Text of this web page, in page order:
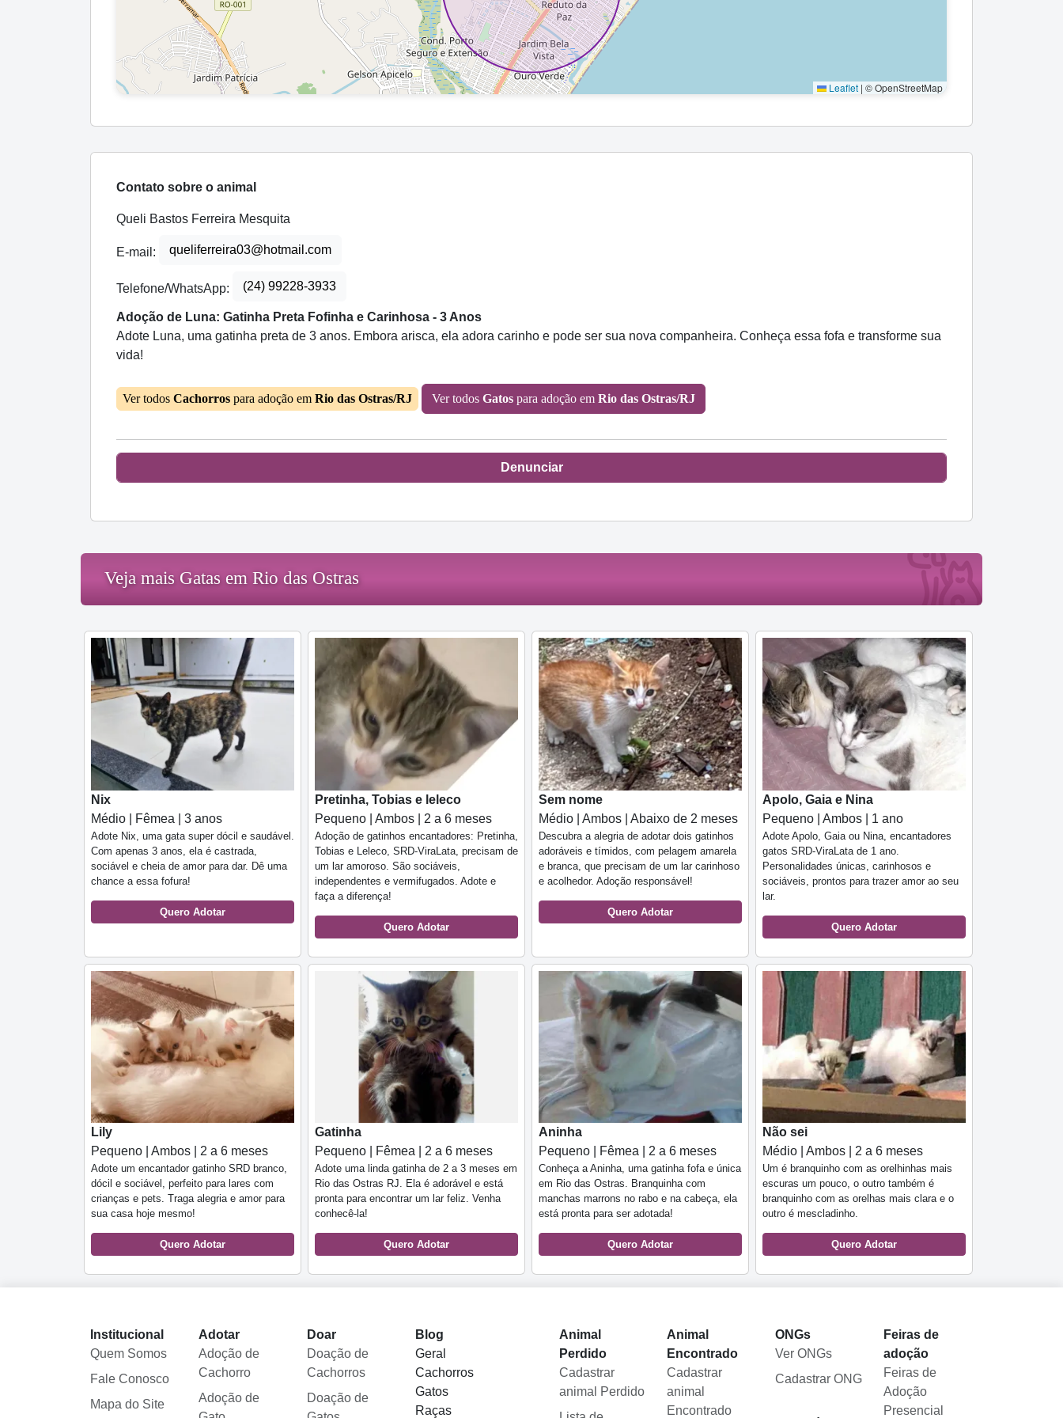
Leaflet | © OpenStreetMap
Contato sobre o animal
Queli Bastos Ferreira Mesquita
E-mail: queliferreira03@hotmail.com
Telefone/WhatsApp: (24) 99228-3933
Adoção de Luna: Gatinha Preta Fofinha e Carinhosa - 3 Anos
Adote Luna, uma gatinha preta de 3 anos. Embora arisca, ela adora carinho e pode ser sua nova companheira. Conheça essa fofa e transforme sua
vida!
Ver todos Cachorros para adoção em Rio das Ostras/RJ Ver todos Gatos para adoção em Rio das Ostras/RJ
Denunciar
Veja mais Gatas em Rio das Ostras
Nix
Médio | Fêmea | 3 anos
Adote Nix, uma gata super dócil e saudável.
Com apenas 3 anos, ela é castrada,
sociável e cheia de amor para dar. Dê uma
chance a essa fofura!
Quero Adotar
Pretinha, Tobias e leleco
Pequeno | Ambos | 2 a 6 meses
Adoção de gatinhos encantadores: Pretinha,
Tobias e Leleco, SRD-ViraLata, precisam de
um lar amoroso. São sociáveis,
independentes e vermifugados. Adote e
faça a diferença!
Quero Adotar
Sem nome
Médio | Ambos | Abaixo de 2 meses
Descubra a alegria de adotar dois gatinhos
adoráveis e tímidos, com pelagem amarela
e branca, que precisam de um lar carinhoso
e acolhedor. Adoção responsável!
Quero Adotar
Apolo, Gaia e Nina
Pequeno | Ambos | 1 ano
Adote Apolo, Gaia ou Nina, encantadores
gatos SRD-ViraLata de 1 ano.
Personalidades únicas, carinhosos e
sociáveis, prontos para trazer amor ao seu
lar.
Quero Adotar
Lily
Pequeno | Ambos | 2 a 6 meses
Adote um encantador gatinho SRD branco,
dócil e sociável, perfeito para lares com
crianças e pets. Traga alegria e amor para
sua casa hoje mesmo!
Quero Adotar
Gatinha
Pequeno | Fêmea | 2 a 6 meses
Adote uma linda gatinha de 2 a 3 meses em
Rio das Ostras RJ. Ela é adorável e está
pronta para encontrar um lar feliz. Venha
conhecê-la!
Quero Adotar
Aninha
Pequeno | Fêmea | 2 a 6 meses
Conheça a Aninha, uma gatinha fofa e única
em Rio das Ostras. Branquinha com
manchas marrons no rabo e na cabeça, ela
está pronta para ser adotada!
Quero Adotar
Não sei
Médio | Ambos | 2 a 6 meses
Um é branquinho com as orelhinhas mais
escuras um pouco, o outro também é
branquinho com as orelhas mais clara e o
outro é mescladinho.
Quero Adotar
Institucional
Quem Somos
Fale Conosco
Mapa do Site
Adotar
Adoção de
Cachorro
Adoção de
Doar
Doação de
Cachorros
Doação de
Blog
Geral
Cachorros
Gatos
Raças
Animal
Perdido
Cadastrar
animal Perdido
Animal
Encontrado
Cadastrar
animal
Encontrado
ONGs
Ver ONGs
Cadastrar ONG
Feiras de
adoção
Feiras de
Adoção
Presencial